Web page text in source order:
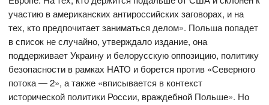
участию в американских антироссийских заговорах, и на
тех, кто предпочитает заниматься делом». Польша попадет
в список не случайно, утверждало издание, она
поддерживает Украину и белорусскую оппозицию, политику
безопасности в рамках НАТО и борется против «Северного
потока — 2», а также «вписывается в контекст
исторической политики России, враждебной Польше». Но